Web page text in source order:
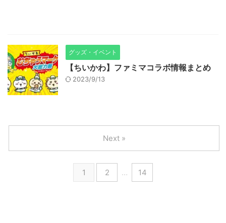
グッズ・イベント
【ちいかわ】ファミマコラボ情報まとめ
2023/9/13
1 2 … 14
Next »